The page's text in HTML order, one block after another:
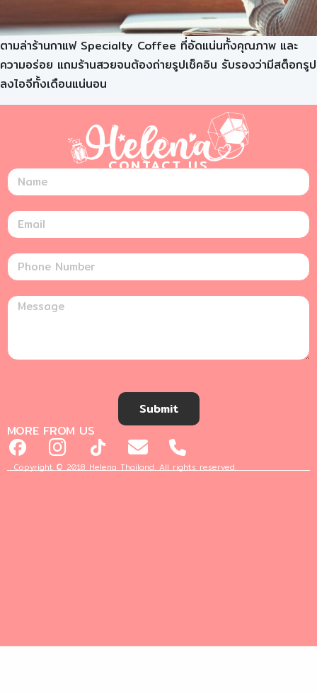
ตามล่าร้านกาแฟ Specialty Coffee ที่อัดแน่นทั้งคุณภาพ และ
ความอร่อย แถมร้านสวยจนต้องถ่ายรูปเช็คอิน รับรองว่ามีสต็อกรูป
ลงไอจีทั้งเดือนแน่นอน
CONTACT US
Submit
MORE FROM US
Copyright © 2018 Helena Thailand. All rights reserved.